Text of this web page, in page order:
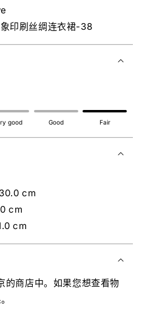
印刷丝绸连衣裙-38
good Good Fair
cm
cm
cm
的商店中。如果您想查看物